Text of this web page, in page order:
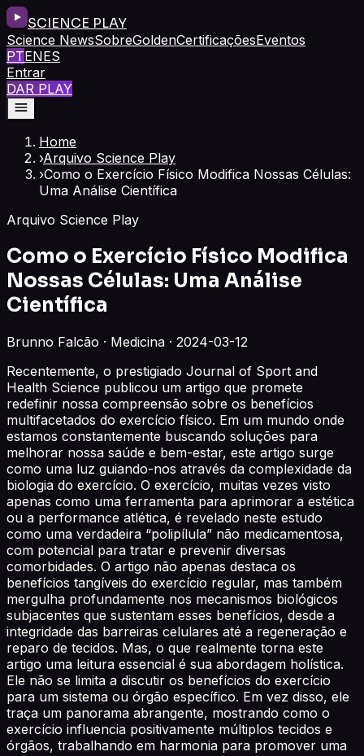
SCIENCE PLAY
Science NewsSobreGoldenCertificaçõesEventos
PTENES
Entrar
DAR PLAY
Home
›Arquivo Science Play
›Como o Exercício Físico Modifica Nossas Células:
Uma Análise Científica
Arquivo Science Play
Como o Exercício Físico Modifica
Nossas Células: Uma Análise
Científica
Brunno Falcão · Medicina · 2024-03-12
Recentemente, o prestigiado Journal of Sport and Health Science publicou um artigo que promete redefinir nossa compreensão sobre os benefícios multifacetados do exercício físico. Em um mundo onde estamos constantemente buscando soluções para melhorar nossa saúde e bem-estar, este artigo surge como uma luz guiando-nos através da complexidade da biologia do exercício. O exercício, muitas vezes visto apenas como uma ferramenta para aprimorar a estética ou a performance atlética, é revelado neste estudo como uma verdadeira “polipílula” não medicamentosa, com potencial para tratar e prevenir diversas comorbidades. O artigo não apenas destaca os benefícios tangíveis do exercício regular, mas também mergulha profundamente nos mecanismos biológicos subjacentes que sustentam esses benefícios, desde a integridade das barreiras celulares até a regeneração e reparo de tecidos. Mas, o que realmente torna este artigo uma leitura essencial é sua abordagem holística. Ele não se limita a discutir os benefícios do exercício para um sistema ou órgão específico. Em vez disso, ele traça um panorama abrangente, mostrando como o exercício influencia positivamente múltiplos tecidos e órgãos, trabalhando em harmonia para promover uma saúde robusta e resiliente. Então, se você está buscando insights científicos apresentados com clareza, profundidade e uma pitada de inspiração, convido-o a mergulhar neste artigo. Ele não apenas enriquecerá seu conhecimento, mas também o inspirará a ver o exercício sob uma luz completamente nova. E quem sabe? Talvez, depois de ler, você se sinta compelido a calçar seus tênis e dar uma corrida pelo bem da ciência! Table of Contents Exercício Físico Além da Estética Exercício Físico na Modificação Epigenética Ferramentas Modernas na Análise dos Benefícios do Exercício Físico Maximizando os Reflexos do Exercício Físico Referências Bibliográficas Exercício Físico Além da Estética Quando pensamos em exercício, muitas vezes nossa mente se volta imediatamente para imagens de corpos esculpidos, músculos tonificados e suor. No entanto, a verdadeira magia do exercício físico reside em seus efeitos profundos e muitas vezes invisíveis em nosso sistema cardiovascular e neurológico. Melhora Vascular O exercício tem um impacto direto na saúde de nossos vasos sanguíneos. A função endotelial, que se refere à camada interna de nossos vasos sanguíneos, desempenha um papel crucial na regulação da pressão arterial, coagulação do sangue e formação de novos vasos sanguíneos. Quando nos exercitamos, estimulamos essa camada, melhorando sua função. Isso pode parecer técnico, mas pense nisso da seguinte maneira: ao optar por subir escadas em vez de pegar o elevador, você está essencialmente dando aos seus vasos sanguíneos um “mini spa”, ajudando-os a se tornarem mais flexíveis e resilientes. A Conexão Mente-Corpo A maioria de nós já ouviu falar das endorfinas, frequentemente apelidadas de “hormônios da felicidade”. Estas são liberadas durante o exercício, promovendo uma sensação de bem-estar. No entanto, o que é menos conhecido é o papel das neurotrofinas. Estas são proteínas que ajudam a proteger e regenerar neurônios, as células nervosas do cérebro. Quando nos exercitamos, a produção de neurotrofinas, como o Fator Neurotrófico Derivado do Cérebro (BDNF), aumenta. O BDNF não só protege os neurônios existentes, mas também promove o crescimento de novos neurônios, um processo conhecido como neurogênese. Isso é especialmente relevante para áreas do cérebro como o hipocampo, que é vital para a memória e a aprendizagem. Desafiando Percepções A ideia de que o exercício beneficia a mente apenas através da liberação de endorfinas é uma simplificação. Na realidade, o exercício desencadeia uma cascata de eventos moleculares e celulares que beneficiam tanto o corpo quanto a mente. Por exemplo, o exercício também tem sido associado à liberação de neurotransmissores como a serotonina e a dopamina, que desempenham papéis cruciais no humor e na motivação. Exercício Físico na Modificação Epigenética O corpo humano é uma máquina complexa, formada por trilhões de células que operam em sincronia para garantir nossa sobrevivência e bem-estar. Central para essa operação está a biologia do exercício, um conjunto de reações moleculares que são ativadas a cada atividade física que realizamos. Vamos explorar essa intricada rede de reações e entender os mecanismos subjacentes ao exercício. Mitocôndrias: As Usinas de Energia As mitocôndrias são frequentemente referidas como as “usinas de energia” das células porque produzem ATP, a principal moeda energética do corpo. Quando nos exercitamos, estimulamos a produção de novas mitocôndrias, um processo chamado biogênese mitocondrial. Mas não é apenas sobre quantidade. O exercício também melhora a eficiência das mitocôndrias existentes, permitindo que elas produzam mais ATP com menos oxigênio. Isso é como atualizar o motor de um carro para que ele possa ir mais rápido e mais longe com o mesmo tanque de gasolina. Epigenética: A Regulação Silenciosa do DNA A genética é o estudo dos genes, mas a epigenética é o estudo de como esses genes são regulados. E aqui, o exercício desempenha um papel fascinante. Embora o exercício não mude a sequência do nosso DNA, ele pode alterar a forma como os genes são “ligados” ou “desligados”. Isso é feito através de modificações químicas no DNA e nas proteínas associadas, como a metilação. Imagine seu genoma como uma orquestra. Todos os instrumentos (genes) estão lá, mas a epigenética é o maestro que decide quando e como eles tocam. A Biblioteca Genética Seu DNA pode ser comparado a uma vasta biblioteca, com cada gene sendo um livro diferente. Enquanto a sequência de DNA (os livros na biblioteca) permanece a mesma, o exercício pode influenciar quais genes (livros) são “lidos” e com que intensidade. Isso é crucial porque determina quais proteínas são produzidas e como as células respondem ao estresse do exercício. Adaptações Moleculares Além das mitocôndrias e da epigenética, o exercício induz uma série de outras adaptações moleculares. Por exemplo, o exercício aumenta a produção de antioxidantes, que ajudam a neutralizar os radicais livres produzidos durante o exercício intenso. Também estimula a produção de proteínas de choque térmico, que ajudam a proteger as células contra o estresse. Em resumo, o exercício físico é mais do que apenas movimento. É uma dança molecular complexa que remodela e rejuvenesce nosso corpo de maneiras que estamos apenas começando a entender. E à medida que a ciência avança, sem dúvida descobriremos ainda mais sobre os incríveis benefícios do exercício a nível molecular. Ferramentas Modernas na Análise dos Benefícios do Exercício Físico Em nossa busca incessante para entender os mecanismos subjacentes aos benefícios do exercício físico, a ciência tem empregado uma série de ferramentas avançadas. Estas ferramentas, que antes eram reservadas para estudos de ponta em biologia molecular e genética, agora estão sendo usadas para desvendar os efeitos profundos do exercício em nosso corpo. Vamos explorar algumas dessas ferramentas e o que elas revelaram. Metabolômica: O Espelho do Metabolismo A metabolômica estuda o perfil completo de pequenas moléculas (metabolitos) em uma célula ou tecido. Ao analisar esses metabolitos antes e depois do exercício, os cientistas podem obter uma imagem clara de como o exercício altera nosso metabolismo. Por exemplo, após um treino intenso, pode haver um aumento nos metabolitos associados à quebra de gordura, refletindo a mobilização de reservas de energia. Genômica: O Livro da Vida A genômica examina a totalidade do DNA, permitindo-nos ver quais genes são ativados ou desativados pelo exercício. Isso nos dá insights sobre os processos biológicos que são influenciados pelo exercício, desde a reparação de tecidos até a regulação do sistema imunológico. Proteômica: Os Operários da Célula Enquanto a genômica nos diz quais genes estão sendo lidos, a proteômica nos mostra quais proteínas estão sendo produzidas. As proteínas são os operários da célula, realizando a maioria das funções essenciais. Ao estudar as mudanças na produção de proteínas após o exercício, podemos entender melhor como o exercício afeta funções como a contração muscular e a resposta inflamatória. Epigenômica: O Maestro Silencioso A epigenômica estuda as modificações químicas no DNA e nas proteínas associadas que regulam a expressão gênica. Estas modificações, que não alteram a sequência de DNA subjacente, podem ser influenciadas pelo exercício. Por exemplo, o exercício pode “ligar” genes que protegem contra doenças cardíacas ou “desligar” genes associados ao desenvolvimento de câncer. Uma Visão Integrada Ao combinar os dados dessas ferramentas, os cientistas podem obter uma imagem holística de como o exercício afeta nosso corpo. Por exemplo, a genômica pode revelar que o exercício ativa um gene específico, a proteômica pode mostrar que isso leva à produção de uma proteína benéfica, e a metabolômica pode mostrar os efeitos dessa proteína no metabolismo. Maximizando os Reflexos do Exercício Físico A ciência nos fornece um entendimento profundo dos mecanismos subjacentes ao exercício e seus benefícios. No entanto, o verdadeiro poder da ciência reside em sua aplicação prática no dia a dia. Aqui, vamos explorar como transformar esse conhecimento científico em ações tangíveis que podem melhorar sua saúde e bem-estar. A Arte de Começar Devagar Muitos acreditam que para obter resultados rápidos, é preciso mergulhar de cabeça e treinar intensamente desde o início. No entanto, a ciência nos mostra que iniciar com intensidades moderadas não só minimiza o risco de lesões, mas também permite que o corpo se adapte e prepare para desafios maiores. Além disso, começar devagar pode ajudar a estabelecer uma rotina sustentável de exercícios. Desafio com Discernimento À medida que seu corpo se adapta, é vital desafiá-lo para continuar progredindo. No entanto, é crucial equilibrar